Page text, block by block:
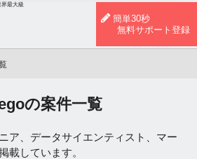
最大級
簡単30秒
無料サポート登録
の案件一覧
ア、データサイエンティスト、マー
載しています。